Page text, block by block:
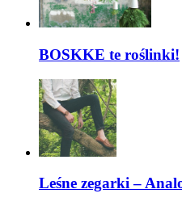
BOSKKE te roślinki!
Leśne zegarki –